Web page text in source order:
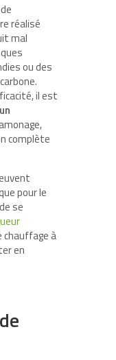
réalisé
mal
ou des
il est
complète
pour le
se
à
en